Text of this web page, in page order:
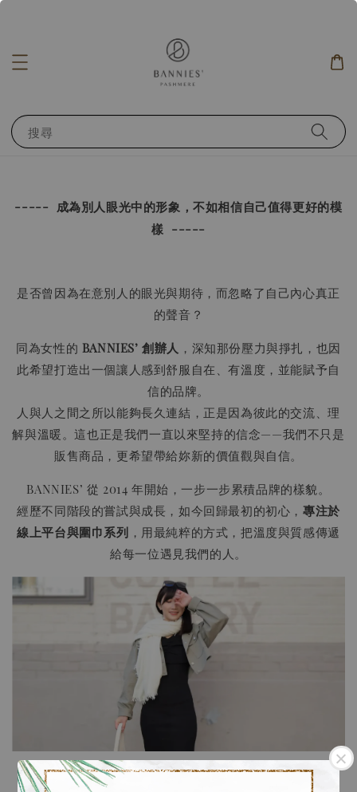
搜尋
-----
成為別人眼光中的形象，不如相信自己值得更好的模
樣
-----
是否曾因為在意別人的眼光與期待，而忽略了自己內心真正
的聲音？
同為女性的 BANNIES’ 創辦人 ，深知那份壓力與掙扎，也因
此希望打造出一個讓人感到舒服自在、有溫度，並能賦予自
信的品牌。
人與人之間之所以能夠長久連結，正是因為彼此的交流、理
解與溫暖。這也正是我們一直以來堅持的信念——我們不只是
販售商品，更希望帶給妳新的價值觀與自信。
BANNIES’ 從 2014 年開始，一步一步累積品牌的樣貌。
經歷不同階段的嘗試與成長，如今回歸最初的初心， 專注於
線上平台與圍巾系列 ，用最純粹的方式，把溫度與質感傳遞
給每一位遇見我們的人。